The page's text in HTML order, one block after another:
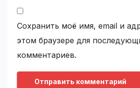
Сохранить моё имя, email и
этом браузере для
комментариев.